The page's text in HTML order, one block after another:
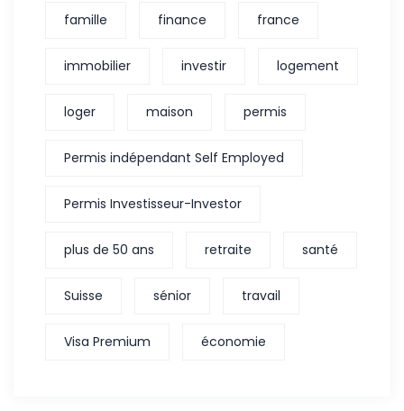
famille finance france
immobilier investir logement
loger maison permis
Permis indépendant Self Employed
Permis Investisseur-Investor
plus de 50 ans retraite santé
Suisse sénior travail
Visa Premium économie